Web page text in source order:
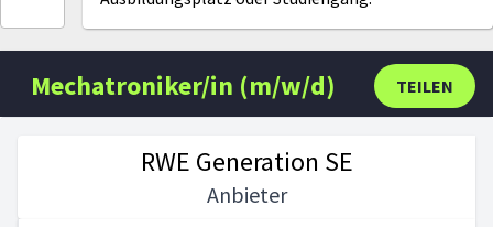
TEILEN
Mechatroniker/in (m/w/d)
RWE Generation SE
Anbieter